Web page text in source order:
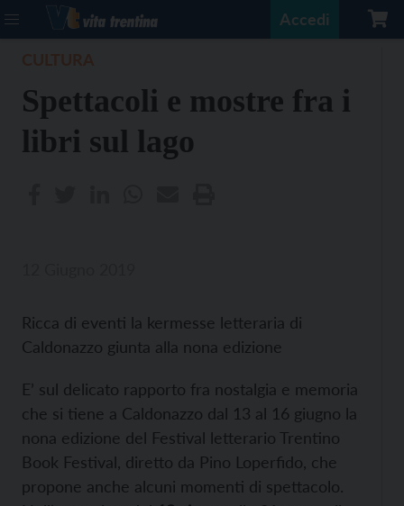
Accedi
Spettacoli e mostre fra i
libri sul lago
Ricca di eventi la kermesse letteraria di
Caldonazzo giunta alla nona edizione
E’ sul delicato rapporto fra nostalgia e memoria
che si tiene a Caldonazzo dal 13 al 16 giugno la
nona edizione del Festival letterario Trentino
Book Festival, diretto da Pino Loperfido, che
propone anche alcuni momenti di spettacolo.